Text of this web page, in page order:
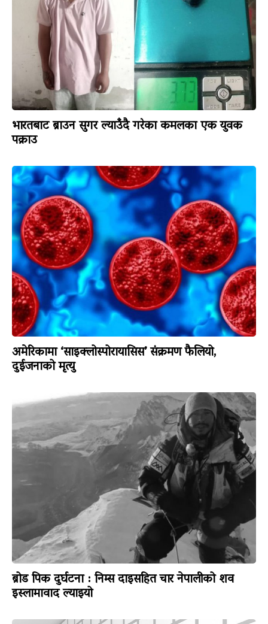
भारतबाट ब्राउन सुगर ल्याउँदै गरेका कमलका एक युवक
पक्राउ
अमेरिकामा ‘साइक्लोस्पोरायासिस’ संक्रमण फैलियो,
दुईजनाको मृत्यु
ब्रोड पिक दुर्घटना : निम्स दाइसहित चार नेपालीको शव
इस्लामावाद ल्याइयो